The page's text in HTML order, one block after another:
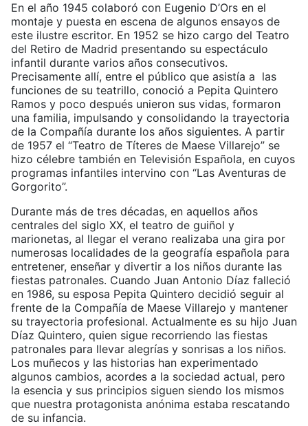
En el año 1945 colaboró con Eugenio D’Ors en el
montaje y puesta en escena de algunos ensayos de
este ilustre escritor. En 1952 se hizo cargo del Teatro
del Retiro de Madrid presentando su espectáculo
infantil durante varios años consecutivos.
Precisamente allí, entre el público que asistía a las
funciones de su teatrillo, conoció a Pepita Quintero
Ramos y poco después unieron sus vidas, formaron
una familia, impulsando y consolidando la trayectoria
de la Compañía durante los años siguientes. A partir
de 1957 el “Teatro de Títeres de Maese Villarejo” se
hizo célebre también en Televisión Española, en cuyos
programas infantiles intervino con “Las Aventuras de
Gorgorito”.
Durante más de tres décadas, en aquellos años
centrales del siglo XX, el teatro de guiñol y
marionetas, al llegar el verano realizaba una gira por
numerosas localidades de la geografía española para
entretener, enseñar y divertir a los niños durante las
fiestas patronales. Cuando Juan Antonio Díaz falleció
en 1986, su esposa Pepita Quintero decidió seguir al
frente de la Compañía de Maese Villarejo y mantener
su trayectoria profesional. Actualmente es su hijo Juan
Díaz Quintero, quien sigue recorriendo las fiestas
patronales para llevar alegrías y sonrisas a los niños.
Los muñecos y las historias han experimentado
algunos cambios, acordes a la sociedad actual, pero
la esencia y sus principios siguen siendo los mismos
que nuestra protagonista anónima estaba rescatando
de su infancia.